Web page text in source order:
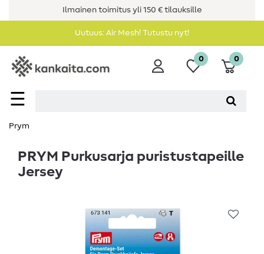
Ilmainen toimitus yli 150 € tilauksille
Uutuus: Air Mesh! Tutustu nyt!
☰
0 0
Prym
PRYM Purkusarja puristustapeille
Jersey